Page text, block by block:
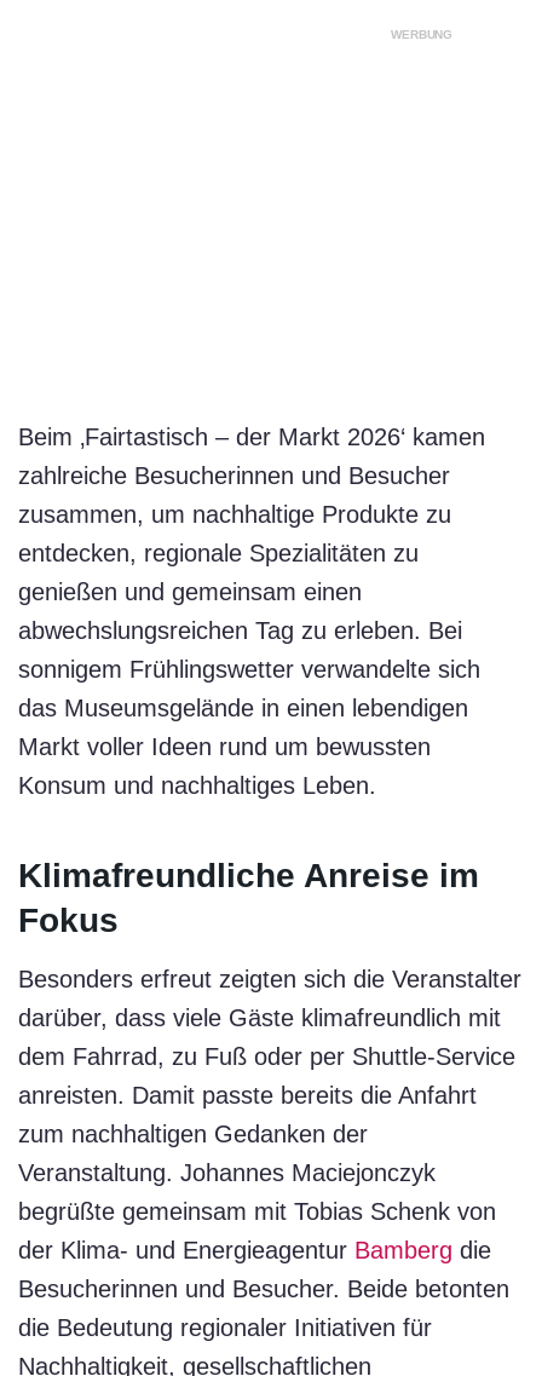
WERBUNG
Beim ‚Fairtastisch – der Markt 2026‘ kamen
zahlreiche Besucherinnen und Besucher
zusammen, um nachhaltige Produkte zu
entdecken, regionale Spezialitäten zu
genießen und gemeinsam einen
abwechslungsreichen Tag zu erleben. Bei
sonnigem Frühlingswetter verwandelte sich
das Museumsgelände in einen lebendigen
Markt voller Ideen rund um bewussten
Konsum und nachhaltiges Leben.
Klimafreundliche Anreise im
Fokus
Besonders erfreut zeigten sich die Veranstalter
darüber, dass viele Gäste klimafreundlich mit
dem Fahrrad, zu Fuß oder per Shuttle-Service
anreisten. Damit passte bereits die Anfahrt
zum nachhaltigen Gedanken der
Veranstaltung. Johannes Maciejonczyk
begrüßte gemeinsam mit Tobias Schenk von
der Klima- und Energieagentur Bamberg die
Besucherinnen und Besucher. Beide betonten
die Bedeutung regionaler Initiativen für
Nachhaltigkeit, gesellschaftlichen